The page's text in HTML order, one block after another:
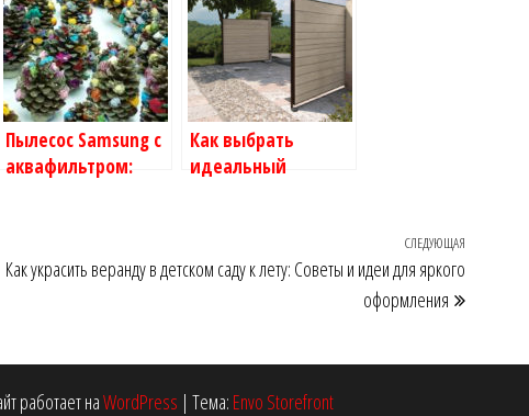
Пылесос Samsung с
аквафильтром:
Как выбрать
идеальный
Следующая
запись
СЛЕДУЮЩАЯ
Как украсить веранду в детском саду к лету: Советы и идеи для яркого
оформления
работает наWordPress | Тема: Envo Storefront